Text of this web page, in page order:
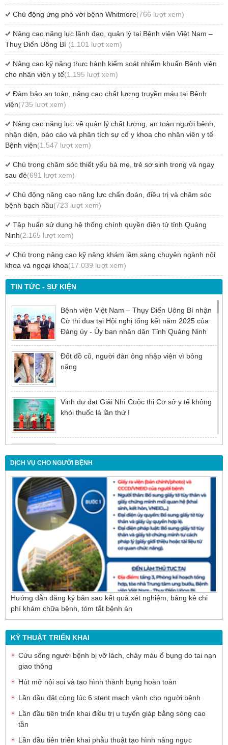
TIN TỨC - SỰ KIỆN
Bệnh viện Việt Nam – Thụy Điển Uông Bí nhận
Cờ thi đua tại Hội nghị tổng kết năm 2025 của
Đảng ủy - Ủy ban nhân dân Tỉnh Quảng Ninh
Đốt đồ cũ, người đàn ông nhập viện vì bỏng
nặng
Vinh dự đạt Giải Nhì Cuộc thi Cơ sở y tế không
khói thuốc lá lần thứ I
chậm trễ
Nội soi mật tụy ngược dòng – Giải pháp tối ưu
cho người bệnh sỏi ống mật chủ
DỊCH VỤ CHO NGƯỜI BỆNH
Hướng dẫn đăng ký bản sao kết quả xét nghiệm, bảng kê chi
phí khám chữa bệnh, tóm tắt bệnh án
KỸ THUẬT TRIỂN KHAI
Cứu sống người bệnh bị vỡ lách, chảy máu ổ bụng do tai nạn
giao thông
Hút mỡ nội soi và tạo hình thành bụng hoàn toàn
Lần đầu đặt cùng lúc 6 stent mạch vành cho người bệnh
Lần đầu tiên triển khai điều trị u tuyến giáp bằng sóng cao
tần
Lần đầu tiên triển khai phẫu thuật tạo hình nâng ngực
Chủ động ứng phó với bệnh Whitmore(766 lượt xem)
Nâng cao năng lực lãnh đạo, quản lý tại Bệnh viện Việt Nam –
Thuỵ Điển Uông Bí (1.101 lượt xem)
Nâng cao kỹ năng thực hành kiểm soát nhiễm khuẩn Bệnh viện
cho nhân viên y tế(1.195 lượt xem)
Đảm bảo an toàn, nâng cao chất lượng truyền máu tại Bệnh
viện(735 lượt xem)
Nâng cao năng lực về quản lý chất lượng, an toàn người bệnh,
nhận diện, báo cáo và phân tích sự cố y khoa cho nhân viên y tế
Bệnh viện(1.547 lượt xem)
Chú trọng chăm sóc thiết yếu bà mẹ, trẻ sơ sinh trong và ngay
sau đẻ(691 lượt xem)
Chủ động nâng cao năng lực chẩn đoán, điều trị và chăm sóc
bệnh bạch hầu(723 lượt xem)
Tập huấn sử dụng hệ thống chính quyền điện tử tỉnh Quảng
Ninh(2.165 lượt xem)
Chú trọng nâng cao kỹ năng khám lâm sàng chuyên ngành nội
khoa và ngoại khoa(17.039 lượt xem)